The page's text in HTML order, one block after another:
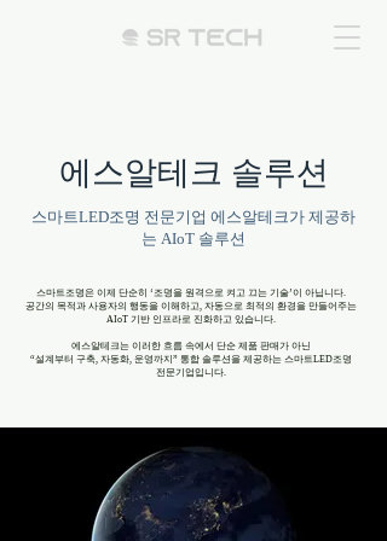
에스알테크 솔루션
스마트LED조명 전문기업 에스알테크가 제공하
는 AIoT 솔루션
스마트조명은 이제 단순히 ‘조명을 원격으로 켜고 끄는 기술’이 아닙니다.
공간의 목적과 사용자의 행동을 이해하고, 자동으로 최적의 환경을 만들어주는
AIoT 기반 인프라로 진화하고 있습니다.
에스알테크는 이러한 흐름 속에서 단순 제품 판매가 아닌
“설계부터 구축, 자동화, 운영까지” 통합 솔루션을 제공하는 스마트LED조명
전문기업입니다.